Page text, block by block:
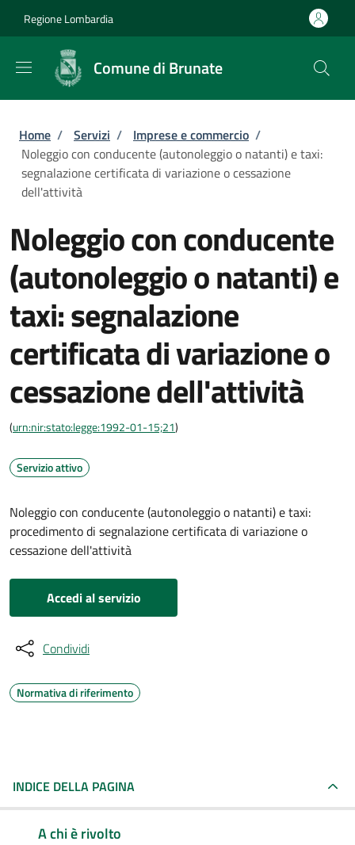
Regione Lombardia
Comune di Brunate
Briciole di pane
Home / Servizi / Imprese e commercio /
Noleggio con conducente (autonoleggio o natanti) e taxi:
segnalazione certificata di variazione o cessazione
dell'attività
Noleggio con conducente
(autonoleggio o natanti) e
taxi: segnalazione
certificata di variazione o
cessazione dell'attività
(urn:nir:stato:legge:1992-01-15;21)
Servizio attivo
Noleggio con conducente (autonoleggio o natanti) e taxi:
procedimento di segnalazione certificata di variazione o
cessazione dell'attività
Accedi al servizio
Condividi
Normativa di riferimento
INDICE DELLA PAGINA
A chi è rivolto